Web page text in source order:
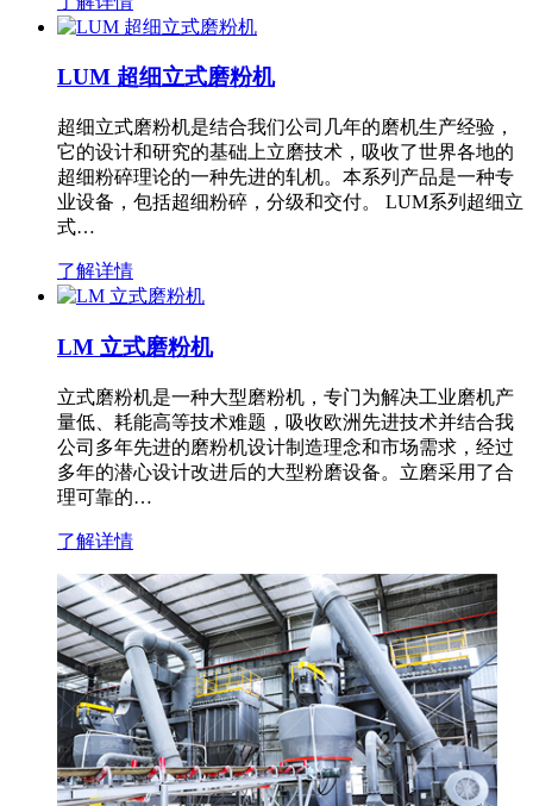
LUM 超细立式磨粉机
超细立式磨粉机是结合我们公司几年的磨机生产经验，
它的设计和研究的基础上立磨技术，吸收了世界各地的
超细粉碎理论的一种先进的轧机。本系列产品是一种专
业设备，包括超细粉碎，分级和交付。 LUM系列超细立
式…
了解详情
LM 立式磨粉机
立式磨粉机是一种大型磨粉机，专门为解决工业磨机产
量低、耗能高等技术难题，吸收欧洲先进技术并结合我
公司多年先进的磨粉机设计制造理念和市场需求，经过
多年的潜心设计改进后的大型粉磨设备。立磨采用了合
理可靠的…
了解详情